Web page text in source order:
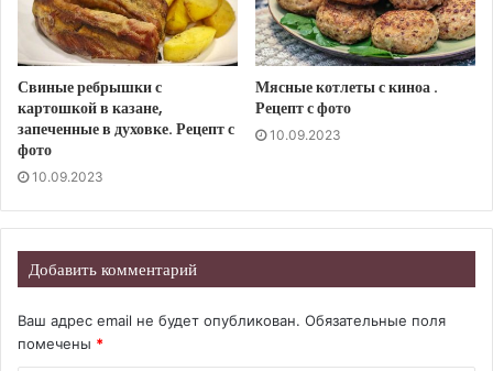
Свиные ребрышки с
картошкой в казане,
запеченные в духовке. Рецепт с
фото
10.09.2023
Мясные котлеты с киноа .
Рецепт с фото
10.09.2023
Добавить комментарий
Ваш адрес email не будет опубликован. Обязательные поля
помечены *